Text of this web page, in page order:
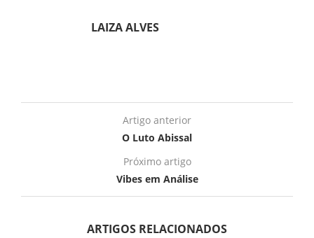
LAIZA ALVES
Artigo anterior
O Luto Abissal
Próximo artigo
Vibes em Análise
ARTIGOS RELACIONADOS